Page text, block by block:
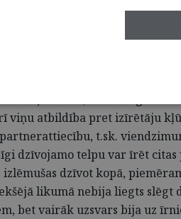
atļauju). Tas saistīts ar to, ka
valsts un pašvaldību
nav nepieciešamas
daļa noteic, ka īres līgumu
viņu atbildība pret izīrētāju
t.sk.
dzīvojamo telpu var īrēt citas
dzīvot kopā,
likumā nebija liegts slēgt
bet vairāk uzsvars bija uz